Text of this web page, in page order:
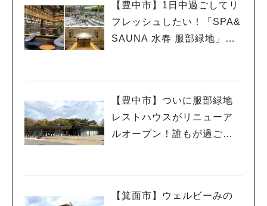
【豊中市】1日中過ごしてリ
フレッシュしたい！「SPA&
SAUNA 水春 服部緑地」、
【豊中市】ついに服部緑地
レストハウスがリニューア
ルオープン！誰もが過ごし
【箕面市】ウェルビーみの